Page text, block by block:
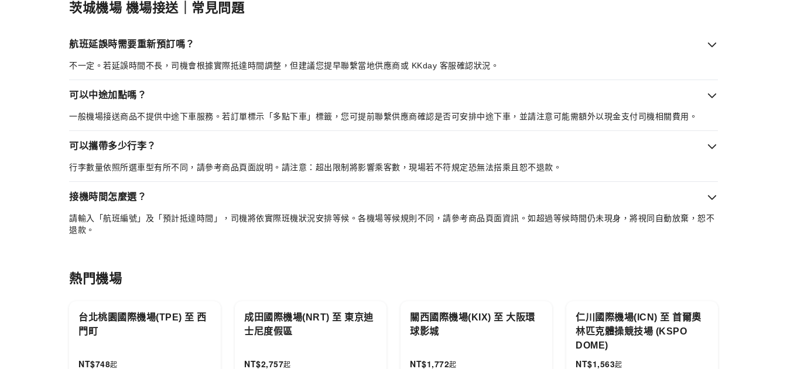
茨城機場 機場接送｜常見問題
航班延誤時需要重新預訂嗎？
不一定。若延誤時間不長，司機會根據實際抵達時間調整，但建議您提早聯繫當地供應商或 KKday 客服確認狀況。
可以中途加點嗎？
一般機場接送商品不提供中途下車服務。若訂單標示「多點下車」標籤，您可提前聯繫供應商確認是否可安排中途下車，並請注意可能需額外以現金支付司機相關費用。
可以攜帶多少行李？
行李數量依照所選車型有所不同，請參考商品頁面說明。請注意：超出限制將影響乘客數，現場若不符規定恐無法搭乘且恕不退款。
接機時間怎麼選？
請輸入「航班編號」及「預計抵達時間」，司機將依實際班機狀況安排等候。各機場等候規則不同，請參考商品頁面資訊。如超過等候時間仍未現身，將視同自動放棄，恕不
退款。
熱門機場
台北桃園國際機場(TPE) 至 西
門町
NT$748起
成田國際機場(NRT) 至 東京迪
士尼度假區
NT$2,757起
關西國際機場(KIX) 至 大阪環
球影城
NT$1,772起
仁川國際機場(ICN) 至 首爾奧
林匹克體操競技場 (KSPO
DOME)
NT$1,563起